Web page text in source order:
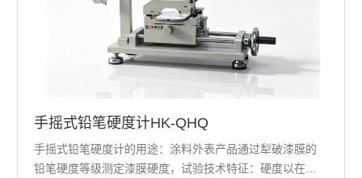
手摇式铅笔硬度计HK-QHQ
手摇式铅笔硬度计的用途：涂料外表产品通过犁破漆膜的
铅笔硬度等级测定漆膜硬度，试验技术特征：硬度以在规